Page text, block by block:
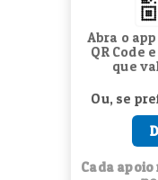
Abra o
QR Code
que
Ou, se
Cada